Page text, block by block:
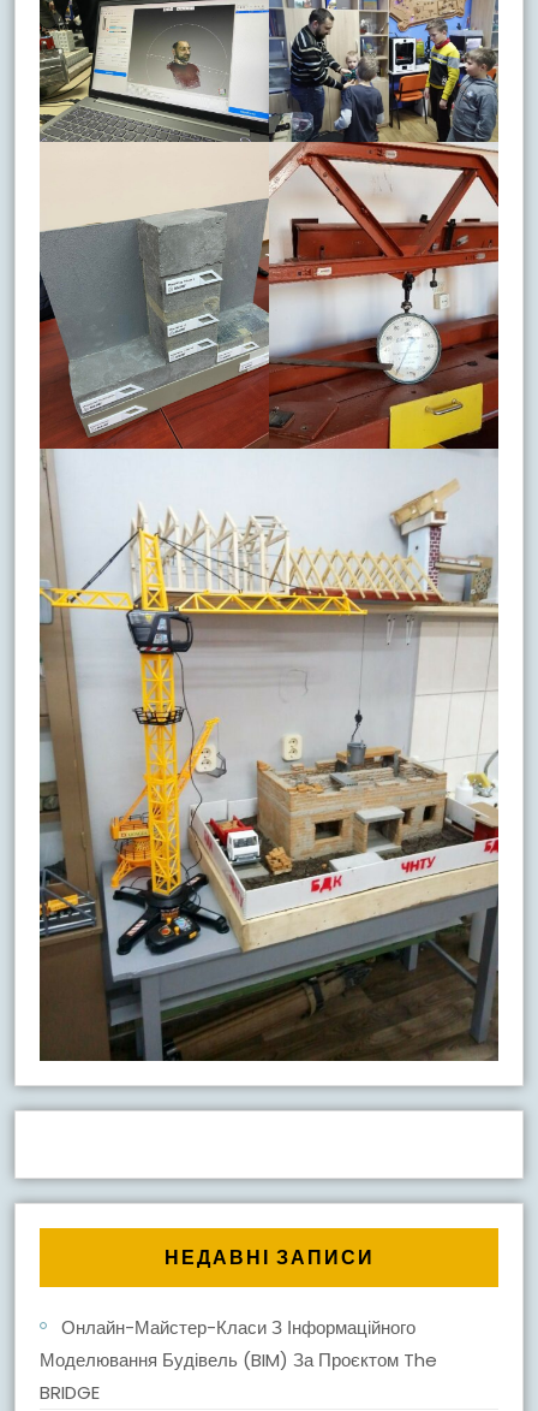
НЕДАВНІ ЗАПИСИ
Онлайн-Майстер-Класи З Інформаційного
Моделювання Будівель (BIM) За Проєктом The
BRIDGE